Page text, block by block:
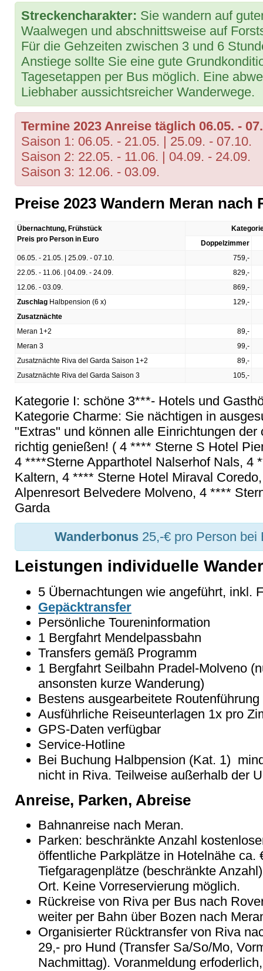
Streckencharakter: Sie wandern auf
Waalwegen und abschnittsweise auf
Für die Gehzeiten zwischen 3 und 6
Anstiege sollte Sie eine gute
Tagesetappen per Bus möglich. Eine
Liebhaber aussichtsreicher Wanderwege.
Termine 2023 Anreise täglich 06.05. -
Saison 1: 06.05. - 21.05. | 25.09. - 07.10.
Saison 2: 22.05. - 11.06. | 04.09. - 24.09.
Saison 3: 12.06. - 03.09.
Preise 2023 Wandern Meran nach
Übernachtung, Frühstück
Preis pro Person in Euro
Doppelzimmer
06.05. - 21.05. | 25.09. - 07.10.
759,-
22.05. - 11.06. | 04.09. - 24.09.
829,-
12.06. - 03.09.
869,-
Zuschlag Halbpension (6 x)
129,-
Zusatznächte
Meran 1+2
89,-
Meran 3
99,-
Zusatznächte Riva del Garda Saison 1+2
89,-
Zusatznächte Riva del Garda Saison 3
105,-
Kategorie I: schöne 3***- Hotels und
Kategorie Charme: Sie nächtigen in
"Extras" und können alle Einrichtungen
richtig genießen! ( 4 **** Sterne S Hotel
4 ****Sterne Apparthotel Nalserhof Nals, 4
Kaltern, 4 **** Sterne Hotel Miraval
Alpenresort Belvedere Molveno, 4 ****
Garda
Wanderbonus 25,-€ pro Person
Leistungen individuelle
5 Übernachtungen wie angeführt, inkl.
Gepäcktransfer
Persönliche Toureninformation
1 Bergfahrt Mendelpassbahn
Transfers gemäß Programm
1 Bergfahrt Seilbahn Pradel-Molveno
ansonsten kurze Wanderung)
Bestens ausgearbeitete Routenführung
Ausführliche Reiseunterlagen 1x pro
GPS-Daten verfügbar
Service-Hotline
Bei Buchung Halbpension (Kat. 1)
nicht in Riva. Teilweise außerhalb der
Anreise, Parken, Abreise
Bahnanreise nach Meran.
Parken: beschränkte Anzahl
öffentliche Parkplätze in Hotelnähe ca.
Tiefgaragenplätze (beschränkte
Ort. Keine Vorreservierung möglich.
Rückreise von Riva per Bus nach
weiter per Bahn über Bozen nach
Organisierter Rücktransfer von Riva
29,- pro Hund (Transfer Sa/So/Mo,
Nachmittag). Voranmeldung